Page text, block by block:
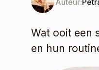
Wat ooit een
en hun